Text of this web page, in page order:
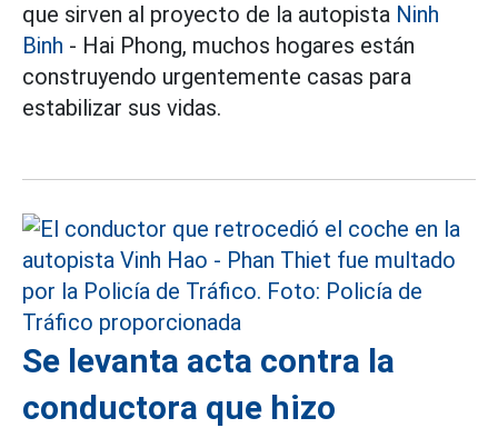
que sirven al proyecto de la autopista Ninh
Binh - Hai Phong, muchos hogares están
construyendo urgentemente casas para
estabilizar sus vidas.
Se levanta acta contra la
conductora que hizo